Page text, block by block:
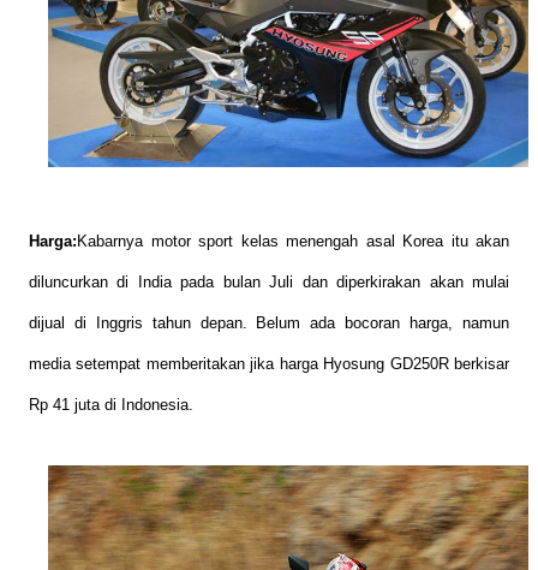
Harga:Kabarnya motor sport kelas menengah asal Korea itu akan
diluncurkan di India pada bulan Juli dan diperkirakan akan mulai
dijual di Inggris tahun depan. Belum ada bocoran harga, namun
media setempat memberitakan jika harga Hyosung GD250R berkisar
Rp 41 juta di Indonesia.